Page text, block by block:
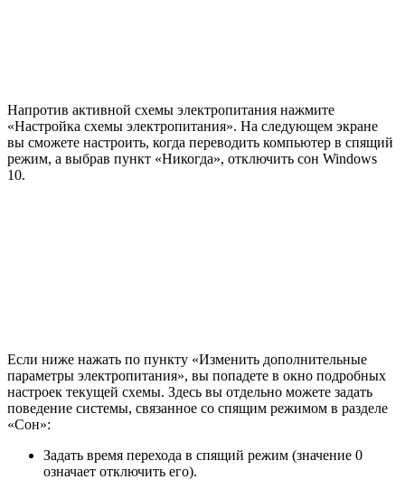
Напротив активной схемы электропитания нажмите
«Настройка схемы электропитания». На следующем экране
вы сможете настроить, когда переводить компьютер в спящий
режим, а выбрав пункт «Никогда», отключить сон Windows
10.
Если ниже нажать по пункту «Изменить дополнительные
параметры электропитания», вы попадете в окно подробных
настроек текущей схемы. Здесь вы отдельно можете задать
поведение системы, связанное со спящим режимом в разделе
«Сон»:
Задать время перехода в спящий режим (значение 0
означает отключить его).